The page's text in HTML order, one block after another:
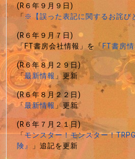
(R６年９月９日)
「※【誤った表記に関するお詫び
(R６年９月７日)
「FT書房会社情報」を「FT書房
(R６年８月２９日)
「最新情報」更新
(R６年８月２２日)
「最新情報」更新
(R６年７月２１日)
「モンスター！モンスター！
険』 」追記を更新